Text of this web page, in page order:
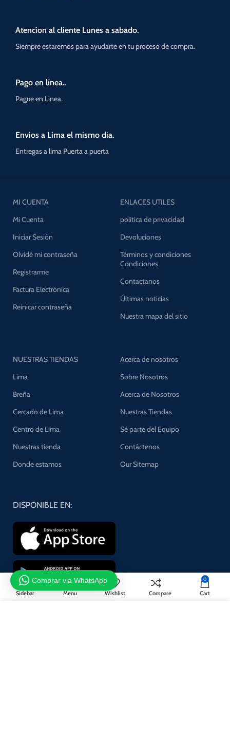
Atencion al cliente Lunes a sabado.
Siempre estaremos para ayudarte en tu proceso de compra.
Pago en línea..
Pague en Linea.
Envios a Lima el mismo dia.
Entregas a lima Puerta a puerta
MI CUENTA
Mi Cuenta
Iniciar Sesión
Olvidé mi contraseña
Registrarme
Factura Electrónica
Reinicar contraseña
ENLACES UTILES
política de privacidad
Devoluciones
Términos y condiciones
Condiciones
Contactanos
Últimas noticias
Nuestra mapa del sitio
NUESTRAS TIENDAS
Lima
Breña
Cercado de Lima
Centro de Lima
Nuestras tienda
Donde estamos
Acerca de nosotros
Sobre Nosotros
Acerca de Nosotros
Nuestras Tiendas
Sé parte del Equipo
Contáctenos
Our Sitemap
DISPONIBLE EN:
Sidebar Menu Wishlist Compare
0
Cart
Comprar via WhatsApp